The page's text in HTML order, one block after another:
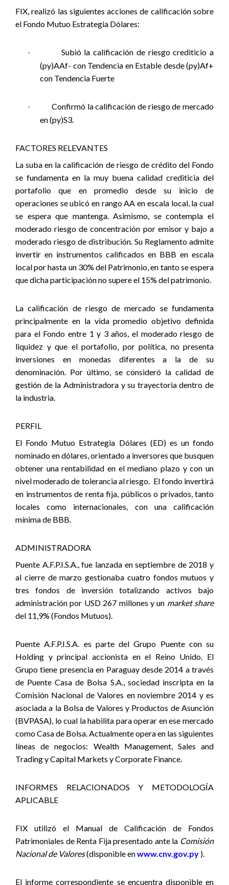
FIX, realizó las siguientes acciones de calificación sobre
el Fondo Mutuo Estrategia Dólares:
·
Subió la calificación de riesgo crediticio a
(py)AAf- con Tendencia en Estable desde (py)Af+
con Tendencia Fuerte
·
Confirmó la calificación de riesgo de mercado
en (py)S3.
FACTORES RELEVANTES
La suba en la calificación de riesgo de crédito del Fondo
se fundamenta en la muy buena calidad crediticia del
portafolio que en promedio desde su inicio de
operaciones se ubicó en rango AA en escala local, la cual
se espera que mantenga. Asimismo, se contempla el
moderado riesgo de concentración por emisor y bajo a
moderado riesgo de distribución. Su Reglamento admite
invertir en instrumentos calificados en BBB en escala
local por hasta un 30% del Patrimonio, en tanto se espera
que dicha participación no supere el 15% del patrimonio.
La calificación de riesgo de mercado se fundamenta
principalmente en la vida promedio objetivo definida
para el Fondo entre 1 y 3 años, el moderado riesgo de
liquidez y que el portafolio, por política, no presenta
inversiones en monedas diferentes a la de su
denominación. Por último, se consideró la calidad de
gestión de la Administradora y su trayectoria dentro de
la industria.
PERFIL
El Fondo Mutuo Estrategia Dólares (ED) es un fondo
nominado en dólares, orientado a inversores que busquen
obtener una rentabilidad en el mediano plazo y con un
nivel moderado de tolerancia al riesgo. El fondo invertirá
en instrumentos de renta fija, públicos o privados, tanto
locales como internacionales, con una calificación
mínima de BBB.
ADMINISTRADORA
Puente A.F.P.I.S.A., fue lanzada en septiembre de 2018 y
al cierre de marzo gestionaba cuatro fondos mutuos y
tres fondos de inversión totalizando activos bajo
administración por USD 267 millones y un market share
del 11,9% (Fondos Mutuos).
Puente A.F.P.I.S.A. es parte del Grupo Puente con su
Holding y principal accionista en el Reino Unido. El
Grupo tiene presencia en Paraguay desde 2014 a través
de Puente Casa de Bolsa S.A., sociedad inscripta en la
Comisión Nacional de Valores en noviembre 2014 y es
asociada a la Bolsa de Valores y Productos de Asunción
(BVPASA), lo cual la habilita para operar en ese mercado
como Casa de Bolsa. Actualmente opera en las siguientes
líneas de negocios: Wealth Management, Sales and
Trading y Capital Markets y Corporate Finance.
INFORMES RELACIONADOS Y METODOLOGÍA
APLICABLE
FIX utilizó el Manual de Calificación de Fondos
Patrimoniales de Renta Fija presentado ante la Comisión
Nacional de Valores(disponible enwww.cnv.gov.py ).
El informe correspondiente se encuentra disponible en